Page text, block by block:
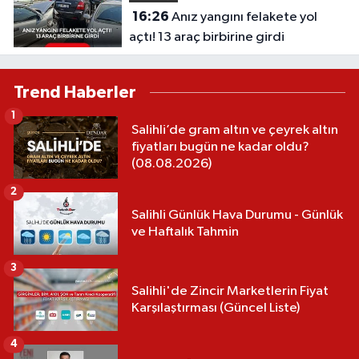
16:26
açtı! 13 araç birbirine girdi
Trend Haberler
Salihli’de gram altın ve çeyrek altın
fiyatları bugün ne kadar oldu?
(08.08.2026)
1
Salihli Günlük Hava Durumu - Günlük
ve Haftalık Tahmin
2
Salihli'de Zincir Marketlerin Fiyat
Karşılaştırması (Güncel Liste)
3
4